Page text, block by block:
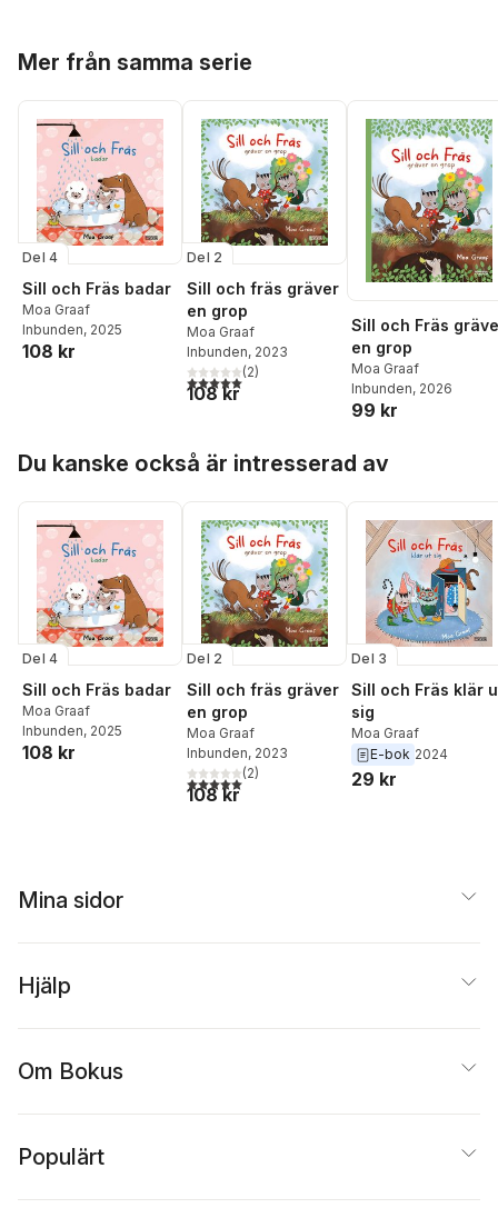
Mer från samma serie
Del 4
Sill och Fräs badar
Moa Graaf
Inbunden, 2025
108 kr
Del 2
Sill och fräs gräver
en grop
Moa Graaf
Inbunden, 2023
5,0utav 5 stjärnor. Totalt antal röster:
(2)
108 kr
Sill och Fräs
en grop
Moa Graaf
Inbunden, 2026
99 kr
Du kanske också är intresserad av
Del 4
Sill och Fräs badar
Moa Graaf
Inbunden, 2025
108 kr
Del 2
Sill och fräs gräver
en grop
Moa Graaf
Inbunden, 2023
5,0utav 5 stjärnor. Totalt antal röster:
(2)
108 kr
Del 3
Sill och Fräs klär
sig
Moa Graaf
E-bok 2024
29 kr
Mina sidor
Hjälp
Om Bokus
Populärt